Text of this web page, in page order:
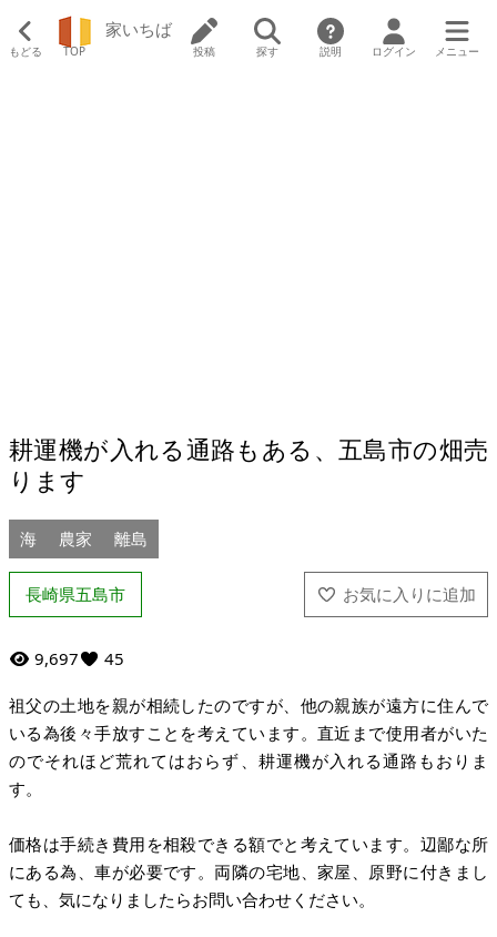
もどる TOP
家いちば
投稿 探す 説明 ログイン メニュー
耕運機が入れる通路もある、五島市の畑売
ります
海 農家 離島
長崎県五島市
9,697 45
祖父の土地を親が相続したのですが、他の親族が遠方に住んで
いる為後々手放すことを考えています。直近まで使用者がいた
のでそれほど荒れてはおらず、耕運機が入れる通路もおりま
す。
価格は手続き費用を相殺できる額でと考えています。辺鄙な所
にある為、車が必要です。両隣の宅地、家屋、原野に付きまし
ても、気になりましたらお問い合わせください。